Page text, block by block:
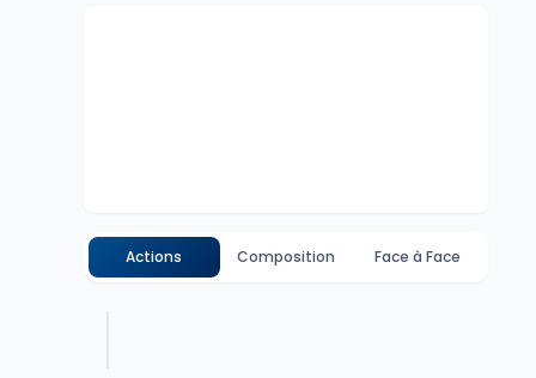
Actions Composition Face à Face